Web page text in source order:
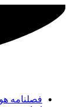
فصلنامه